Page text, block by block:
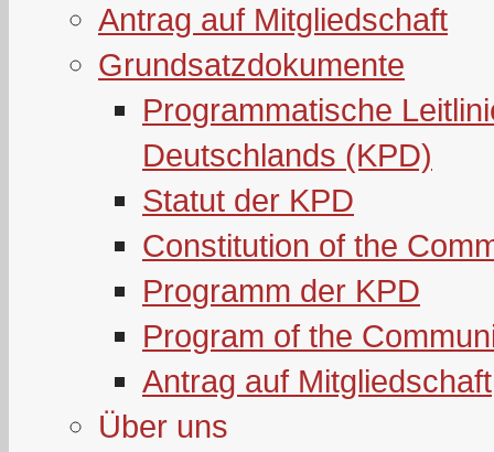
Antrag auf Mitgliedschaft
Grundsatzdokumente
Programmatische
Deutschlands (KPD)
Statut der KPD
Constitution of the
Programm der KPD
Program of the
Antrag auf Mitgliedschaft
Über uns